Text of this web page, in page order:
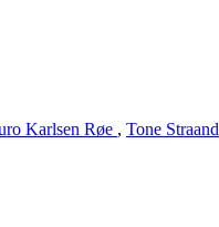
Karlsen Røe , Tone Straand